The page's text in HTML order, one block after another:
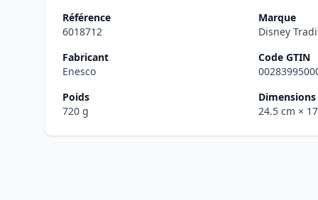
Référence
6018712
Marque
Disney
Fabricant
Enesco
Code GTIN
Poids
720 g
24.5 cm ×